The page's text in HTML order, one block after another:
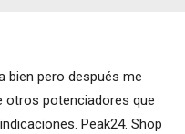
bien pero después me
otros potenciadores que
Peak24. Shop